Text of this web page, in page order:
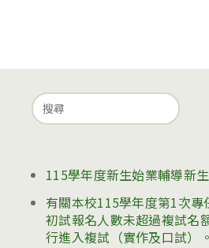
Search
for:
115學年度新生始業輔導新
有關本校115學年度第1次
初試報名人數未超過複試名
行進入複試（實作及口試）。